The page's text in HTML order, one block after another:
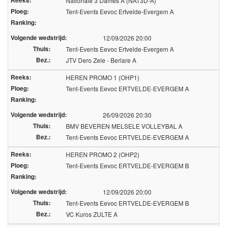
Seizoenen
Seizoen 2026/2027
Seizoen 2025/2026
Seizoen 2024/2025
Seizoen 2022/2023
Seizoen 2021/2022
Ploeg: Tent-Events Eevoc Ertvelde-Evergem A
Ranking:
Volgende wedstrijd:
12/09/2026 20:00
Thuis: Tent-Events Eevoc Ertvelde-Evergem A
Bez.: JTV Dero Zele - Berlare A
Reeks: HEREN PROMO 1 (OHP1)
Ploeg: Tent-Events Eevoc ERTVELDE-EVERGEM A
Ranking:
Volgende wedstrijd:
26/09/2026 20:30
Thuis: BMV BEVEREN MELSELE VOLLEYBAL A
Bez.: Tent-Events Eevoc ERTVELDE-EVERGEM A
Reeks: HEREN PROMO 2 (OHP2)
Ploeg: Tent-Events Eevoc ERTVELDE-EVERGEM B
Ranking:
Volgende wedstrijd:
12/09/2026 20:00
Thuis: Tent-Events Eevoc ERTVELDE-EVERGEM B
Bez.: VC Kuros ZULTE A